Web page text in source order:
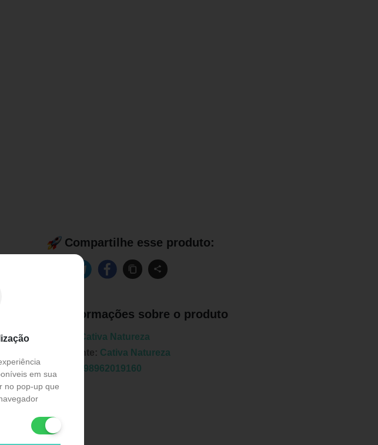
em sua
no pop-up que
de
Compartilhe esse produto:
Informações sobre o produto
Cativa Natureza
Fabricante: Cativa Natureza
7898962019160